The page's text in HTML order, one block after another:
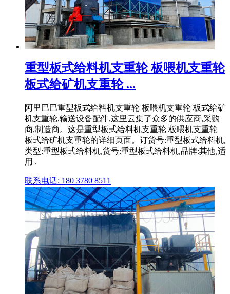
重型板式给料机支重轮 板喂机支重轮
板式给矿机支重轮 ...
阿里巴巴重型板式给料机支重轮 板喂机支重轮 板式给矿
机支重轮,输送设备配件,这里云集了众多的供应商,采购
商,制造商。这是重型板式给料机支重轮 板喂机支重轮
板式给矿机支重轮的详细页面。订货号:重型板式给料机,
类型:重型板式给料机,货号:重型板式给料机,品牌:其他,适
用 .
联系电话: 180 3780 8511